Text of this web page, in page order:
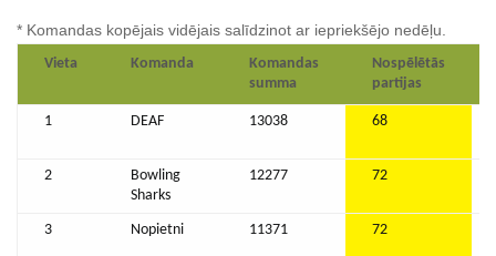
* Komandas kopējais vidējais salīdzinot ar iepriekšējo nedēļu.
Vieta Komanda
Komandas
summa
Nospēlētās
partijas
1 DEAF 13038 68
2
Bowling
Sharks
12277 72
3 Nopietni 11371 72